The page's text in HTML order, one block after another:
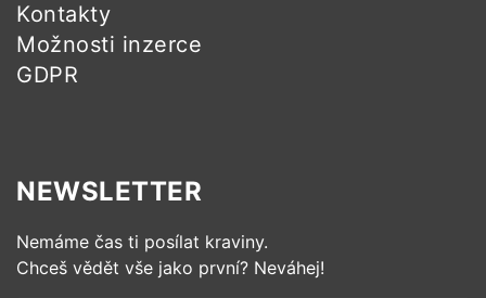
Kontakty
Možnosti inzerce
GDPR
NEWSLETTER
Nemáme čas ti posílat kraviny.
Chceš vědět vše jako první? Neváhej!